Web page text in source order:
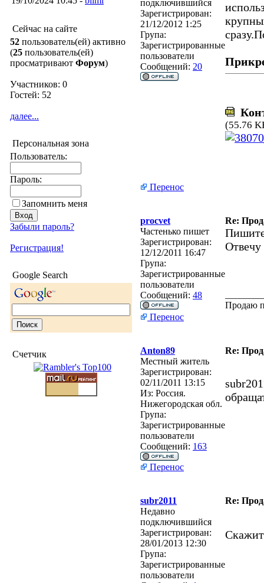
Сейчас на сайте
52 пользователь(ей) активно
(25 пользователь(ей)
просматривают Форум)
Участников: 0
Гостей: 52
далее...
Персональная зона
Пользователь:
Пароль:
Запомнить меня
Забыли пароль?
Регистрация!
Google Search
Счетчик
подключившийся
Зарегистрирован:
21/12/2012 1:25
Група:
Зарегистрированные
пользователи
Сообщений: 20
(55.76
Перенос
procvet
Re:
Частенько пишет
Зарегистрирован:
12/12/2011 16:47
Група:
Зарегистрированные
пользователи
Сообщений: 48
Продаю
Перенос
Anton89
Re:
Местный житель
Зарегистрирован:
02/11/2011 13:15
Из: Россия.
Нижегородская обл.
Група:
Зарегистрированные
пользователи
Сообщений: 163
Перенос
subr2011
Re:
Недавно
подключившийся
Зарегистрирован:
28/01/2013 12:30
Група:
Зарегистрированные
пользователи